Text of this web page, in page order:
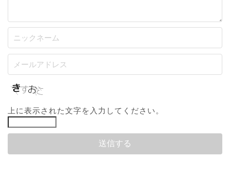
上に表示された文字を入力してください。